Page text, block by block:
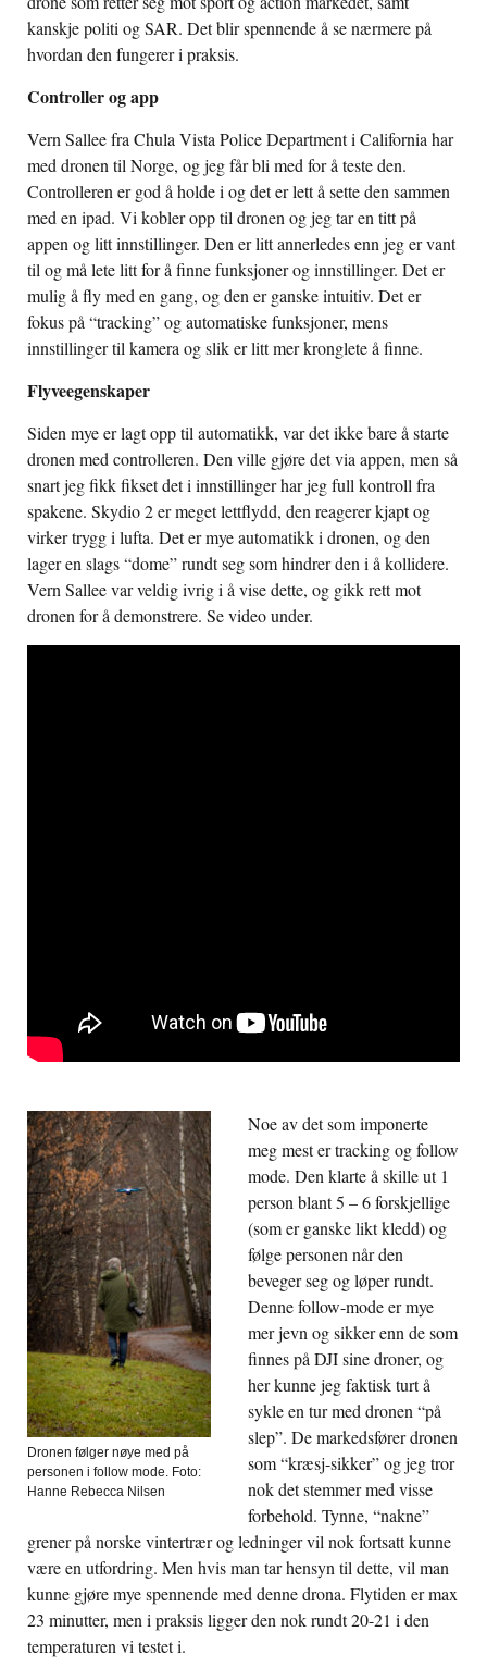
kanskje politi og SAR. Det blir spennende å se nærmere på
hvordan den fungerer i praksis.
Controller og app
Vern Sallee fra Chula Vista Police Department i California har
med dronen til Norge, og jeg får bli med for å teste den.
Controlleren er god å holde i og det er lett å sette den sammen
med en ipad. Vi kobler opp til dronen og jeg tar en titt på
appen og litt innstillinger. Den er litt annerledes enn jeg er vant
til og må lete litt for å finne funksjoner og innstillinger. Det er
mulig å fly med en gang, og den er ganske intuitiv. Det er
fokus på “tracking” og automatiske funksjoner, mens
innstillinger til kamera og slik er litt mer kronglete å finne.
Flyveegenskaper
Siden mye er lagt opp til automatikk, var det ikke bare å starte
dronen med controlleren. Den ville gjøre det via appen, men så
snart jeg fikk fikset det i innstillinger har jeg full kontroll fra
spakene. Skydio 2 er meget lettflydd, den reagerer kjapt og
virker trygg i lufta. Det er mye automatikk i dronen, og den
lager en slags “dome” rundt seg som hindrer den i å kollidere.
Vern Sallee var veldig ivrig i å vise dette, og gikk rett mot
dronen for å demonstrere. Se video under.
Dronen følger nøye med på
personen i follow mode. Foto:
Hanne Rebecca Nilsen
Noe av det som imponerte
meg mest er tracking og follow
mode. Den klarte å skille ut 1
person blant 5 – 6 forskjellige
(som er ganske likt kledd) og
følge personen når den
beveger seg og løper rundt.
Denne follow-mode er mye
mer jevn og sikker enn de som
finnes på DJI sine droner, og
her kunne jeg faktisk turt å
sykle en tur med dronen “på
slep”. De markedsfører dronen
som “kræsj-sikker” og jeg tror
nok det stemmer med visse
forbehold. Tynne, “nakne”
grener på norske vintertrær og ledninger vil nok fortsatt kunne
være en utfordring. Men hvis man tar hensyn til dette, vil man
kunne gjøre mye spennende med denne drona. Flytiden er max
23 minutter, men i praksis ligger den nok rundt 20-21 i den
temperaturen vi testet i.